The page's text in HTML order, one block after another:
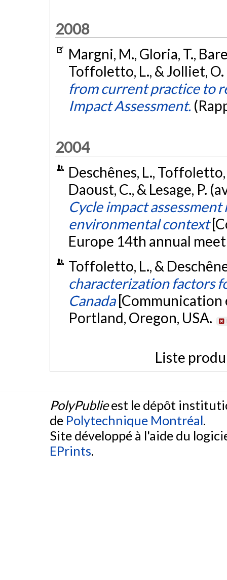
2008
Margni, M., Gloria, T.,
Toffoletto, L., & Jolliet,
from current practice to
Impact Assessment.
2004
Deschênes, L., Toffoletto,
Daoust, C., & Lesage, P.
Cycle impact
environmental context
Europe 14th annual
Toffoletto, L., &
characterization factors
Canada [Communication
Portland, Oregon, USA.
Liste
PolyPublieest le dépôt
de Polytechnique Montréal.
Site développé à l'aide du
EPrints.